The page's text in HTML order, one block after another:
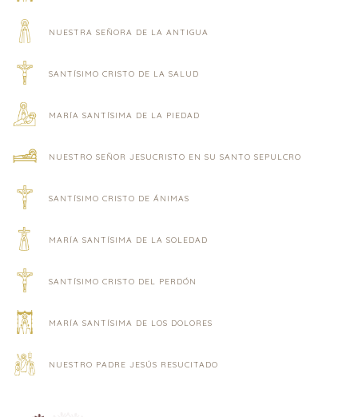
NUESTRA SEÑORA DE LA ANTIGUA
SANTÍSIMO CRISTO DE LA SALUD
MARÍA SANTÍSIMA DE LA PIEDAD
NUESTRO SEÑOR JESUCRISTO EN SU SANTO SEPULCRO
SANTÍSIMO CRISTO DE ÁNIMAS
MARÍA SANTÍSIMA DE LA SOLEDAD
SANTÍSIMO CRISTO DEL PERDÓN
MARÍA SANTÍSIMA DE LOS DOLORES
NUESTRO PADRE JESÚS RESUCITADO